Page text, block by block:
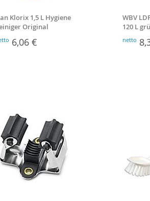
Klorix 1,5 L Hygiene
Original
6,06 €
WBV
120 L
netto